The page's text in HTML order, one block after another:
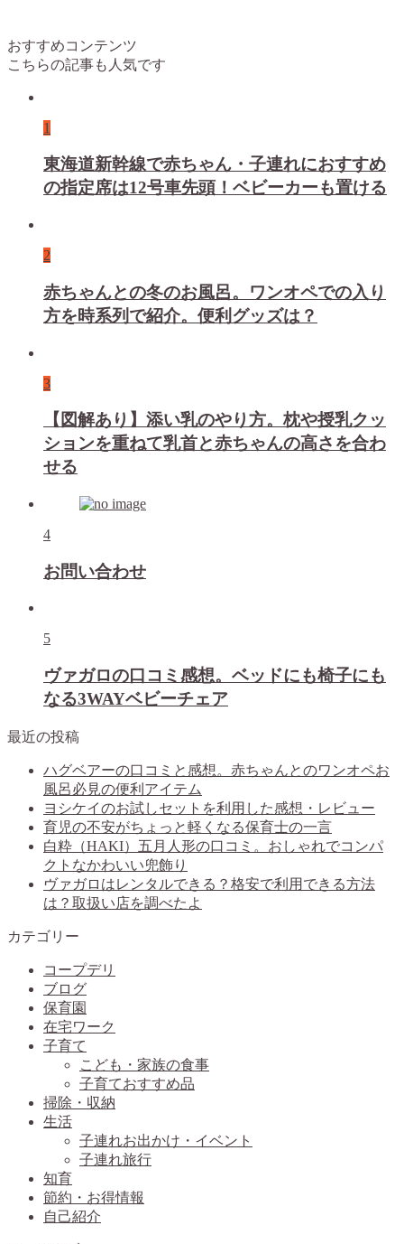
おすすめコンテンツ
こちらの記事も人気です
1
東海道新幹線で赤ちゃん・子連れにおすすめ
の指定席は12号車先頭！ベビーカーも置ける
2
赤ちゃんとの冬のお風呂。ワンオペでの入り
方を時系列で紹介。便利グッズは？
3
【図解あり】添い乳のやり方。枕や授乳クッ
ションを重ねて乳首と赤ちゃんの高さを合わ
せる
4
お問い合わせ
5
ヴァガロの口コミ感想。ベッドにも椅子にも
なる3WAYベビーチェア
最近の投稿
ハグベアーの口コミと感想。赤ちゃんとのワンオペお
風呂必見の便利アイテム
ヨシケイのお試しセットを利用した感想・レビュー
育児の不安がちょっと軽くなる保育士の一言
白粋（HAKI）五月人形の口コミ。おしゃれでコンパ
クトなかわいい兜飾り
ヴァガロはレンタルできる？格安で利用できる方法
は？取扱い店を調べたよ
カテゴリー
コープデリ
ブログ
保育園
在宅ワーク
子育て
こども・家族の食事
子育ておすすめ品
掃除・収納
生活
子連れお出かけ・イベント
子連れ旅行
知育
節約・お得情報
自己紹介